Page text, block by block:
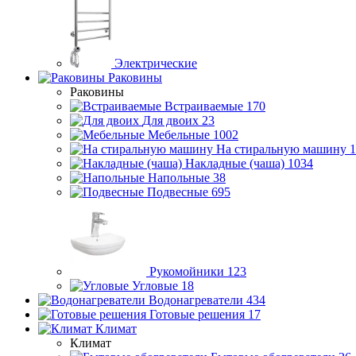
Электрические
Раковины
Раковины
Встраиваемые 170
Для двоих 23
Мебельные 1002
На стиральную машину
Накладные (чаша) 1034
Напольные 38
Подвесные 695
Рукомойники 123
Угловые 18
Водонагреватели 434
Готовые решения 17
Климат
Климат